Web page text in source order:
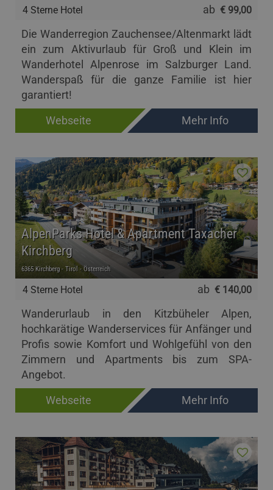
4 Sterne Hotel ab € 99,00
Die Wanderregion Zauchensee/Altenmarkt lädt
ein zum Aktivurlaub für Groß und Klein im
Wanderhotel Alpenrose im Salzburger Land.
Wanderspaß für die ganze Familie ist hier
garantiert!
Webseite
Mehr Info
4 Sterne Hotel
AlpenParks Hotel & Apartment Taxacher
Kirchberg
6365 Kirchberg - Tirol - Österreich
ab € 140,00
Wanderurlaub in den Kitzbüheler Alpen,
hochkarätige Wanderservices für Anfänger und
Profis sowie Komfort und Wohlgefühl von den
Zimmern und Apartments bis zum SPA-
Angebot.
Webseite
Mehr Info